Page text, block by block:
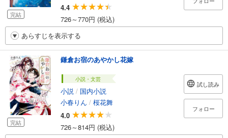
完結
4.4
726～770円 (税込)
あらすじを表示する
完結
鎌倉お宿のあやかし花嫁
小説・文芸
小説 / 国内小説
小春りん / 桜花舞
4.0
726～814円 (税込)
試し読み
フォロー